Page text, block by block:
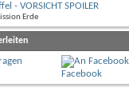
- VORSICHT SPOILER
Erde
Facebook